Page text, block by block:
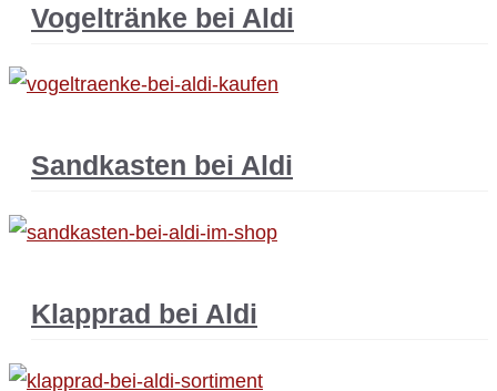
Vogeltränke bei Aldi
Sandkasten bei Aldi
Klapprad bei Aldi